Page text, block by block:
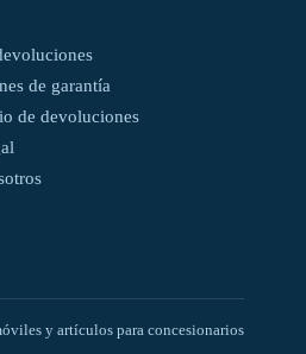
de garantía
de devoluciones
y artículos para concesionarios